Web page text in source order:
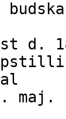
d.
maj.